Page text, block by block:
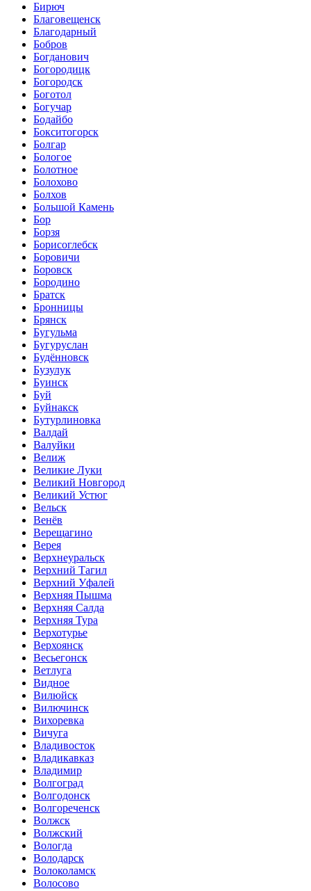
Бирюч
Благовещенск
Благодарный
Бобров
Богданович
Богородицк
Богородск
Боготол
Богучар
Бодайбо
Бокситогорск
Болгар
Бологое
Болотное
Болохово
Болхов
Большой Камень
Бор
Борзя
Борисоглебск
Боровичи
Боровск
Бородино
Братск
Бронницы
Брянск
Бугульма
Бугуруслан
Будённовск
Бузулук
Буинск
Буй
Буйнакск
Бутурлиновка
Валдай
Валуйки
Велиж
Великие Луки
Великий Новгород
Великий Устюг
Вельск
Венёв
Верещагино
Верея
Верхнеуральск
Верхний Тагил
Верхний Уфалей
Верхняя Пышма
Верхняя Салда
Верхняя Тура
Верхотурье
Верхоянск
Весьегонск
Ветлуга
Видное
Вилюйск
Вилючинск
Вихоревка
Вичуга
Владивосток
Владикавказ
Владимир
Волгоград
Волгодонск
Волгореченск
Волжск
Волжский
Вологда
Володарск
Волоколамск
Волосово